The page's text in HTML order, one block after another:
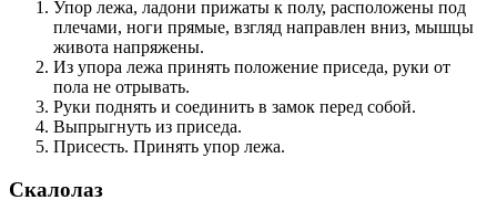
Упор лежа, ладони прижаты к полу, расположены под
плечами, ноги прямые, взгляд направлен вниз, мышцы
живота напряжены.
Из упора лежа принять положение приседа, руки от
пола не отрывать.
Руки поднять и соединить в замок перед собой.
Выпрыгнуть из приседа.
Присесть. Принять упор лежа.
Скалолаз